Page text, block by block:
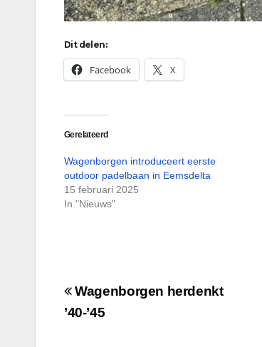
Dit delen:
Facebook X
Gerelateerd
Wagenborgen introduceert eerste
outdoor padelbaan in Eemsdelta
15 februari 2025
In "Nieuws"
Bericht
navigatie
Wagenborgen herdenkt
’40-’45